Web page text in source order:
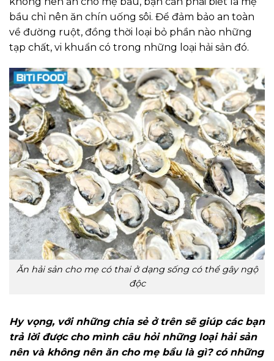
bầu chỉ nên ăn chín uống sôi. Để đảm bảo an toàn
về đường ruột, đồng thời loại bỏ phần nào những
tạp chất, vi khuẩn có trong những loại hải sản đó.
Ăn hải sản cho mẹ có thai ở dạng sống có thể gây ngộ
độc
Hy vọng, với những chia sẻ ở trên sẽ giúp các bạn
trả lời được cho mình câu hỏi những loại hải sản
nên và không nên ăn cho mẹ bầu là gì? có những